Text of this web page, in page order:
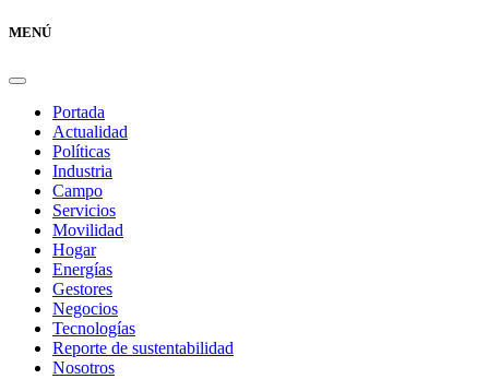
MENÚ
Portada
Actualidad
Políticas
Industria
Campo
Servicios
Movilidad
Hogar
Energías
Gestores
Negocios
Tecnologías
Reporte de sustentabilidad
Nosotros